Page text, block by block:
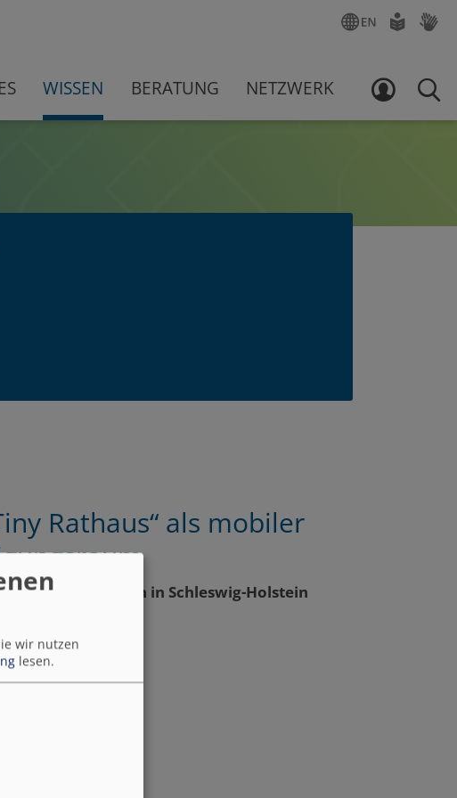
WISSEN BERATUNG NETZWERK
ENGLISCHLEICHTE
LOGIN
Rathaus“ als mobiler
für Kommunen in Schleswig-Holstein
wir nutzen
lesen.